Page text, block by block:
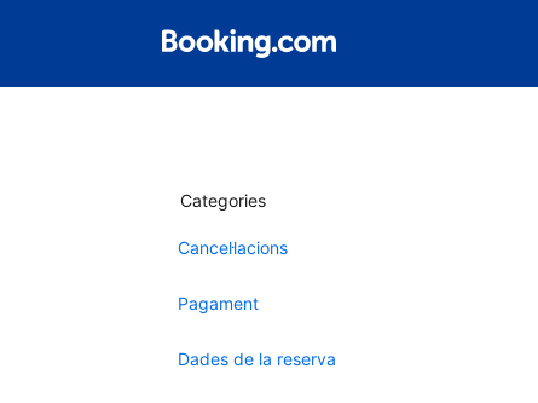
Categories
Cancel·lacions
Pagament
Dades de la reserva